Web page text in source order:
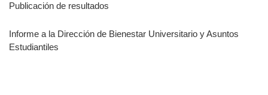
Publicación de resultados
Informe a la Dirección de Bienestar Universitario y Asuntos
Estudiantiles